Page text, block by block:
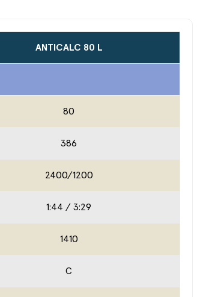
ANTICALC 80 L
80
386
2400/1200
1:44 / 3:29
1410
C